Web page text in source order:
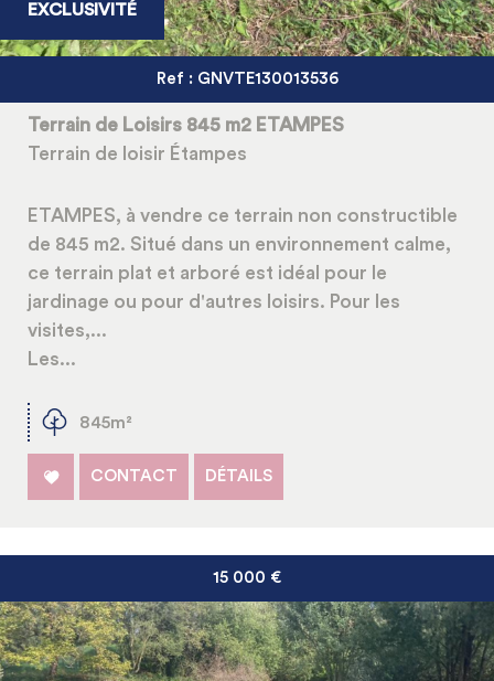
EXCLUSIVITÉ
Ref : GNVTE130013536
Terrain de Loisirs 845 m2 ETAMPES
Terrain de loisir Étampes
ETAMPES, à vendre ce terrain non constructible
de 845 m2. Situé dans un environnement calme,
ce terrain plat et arboré est idéal pour le
jardinage ou pour d'autres loisirs. Pour les
visites,...
Les...
845m²
CONTACT DÉTAILS
15 000 €